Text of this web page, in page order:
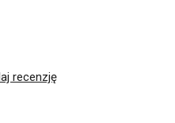
recenzję